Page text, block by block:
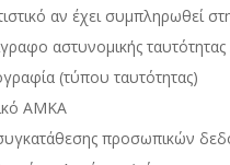
αν έχει συμπληρωθεί
αστυνομικής
(τύπου ταυτότητας)
ΑΜΚΑ
προσωπικών